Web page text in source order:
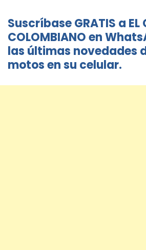
Suscríbase GRATIS a EL
COLOMBIANO en
las últimas novedades
motos en su celular.